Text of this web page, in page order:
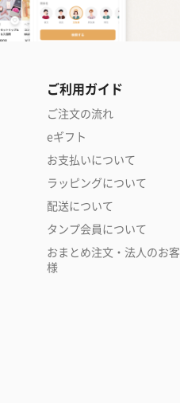
ご利用ガイド
ご注文の流れ
eギフト
お支払いについて
ラッピングについて
配送について
タンプ会員について
おまとめ注文・法人のお客
様